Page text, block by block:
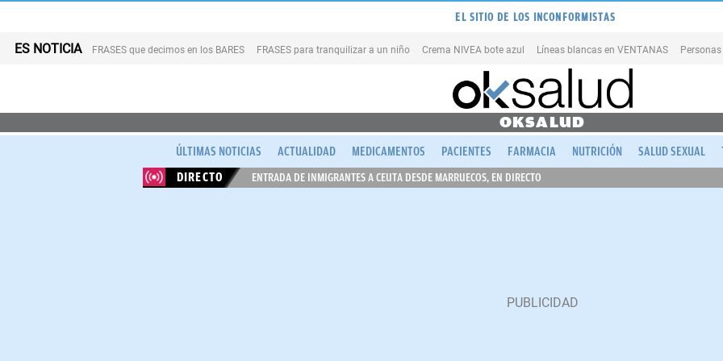
EL SITIO DE LOS INCONFORMISTAS
ES NOTICIA FRASES que decimos en los BARES FRASES para tranquilizar a un niño Crema NIVEA bote azul Líneas blancas en VENTANAS Personas
OKSALUD
ÚLTIMAS NOTICIAS ACTUALIDAD MEDICAMENTOS PACIENTES FARMACIA NUTRICIÓN SALUD SEXUAL
DIRECTO
ENTRADA DE INMIGRANTES A CEUTA DESDE MARRUECOS, EN DIRECTO